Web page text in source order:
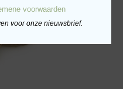
voorwaarden
voor onze nieuwsbrief.